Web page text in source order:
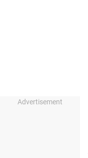
Advertisement